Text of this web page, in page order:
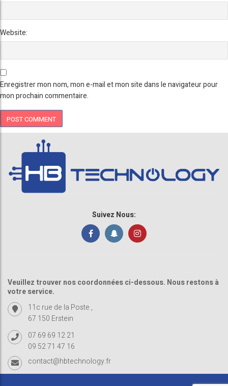
Website:
Enregistrer mon nom, mon e-mail et mon site dans le navigateur pour
mon prochain commentaire.
Suivez Nous:
Veuillez trouver nos coordonnées ci-dessous. Nous restons à
votre service.
11c rue de la Poste ,
67 150 Erstein
07 69 69 12 21
09 52 71 47 16
contact@hbtechnology.fr